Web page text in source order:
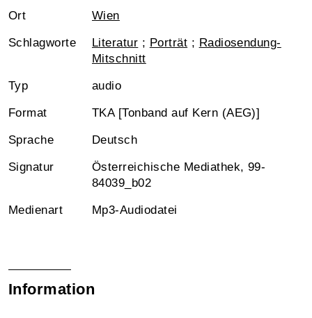
Ort Wien
Schlagworte Literatur ; Porträt ; Radiosendung-
Mitschnitt
Typ audio
Format TKA [Tonband auf Kern (AEG)]
Sprache Deutsch
Signatur
Österreichische Mediathek, 99-
84039_b02
Medienart Mp3-Audiodatei
Information